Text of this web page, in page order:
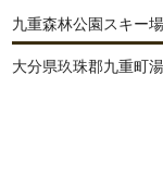
九重森林公園スキー
大分県玖珠郡九重町